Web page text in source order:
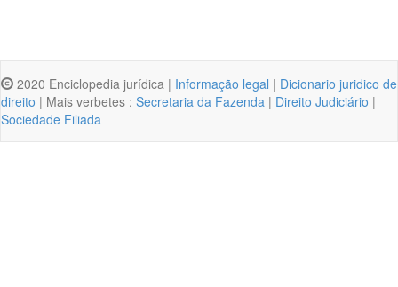
2020 Enciclopedia jurídica | Informação legal | Dicionario juridico de
direito | Mais verbetes : Secretaria da Fazenda | Direito Judiciário |
Sociedade Filiada